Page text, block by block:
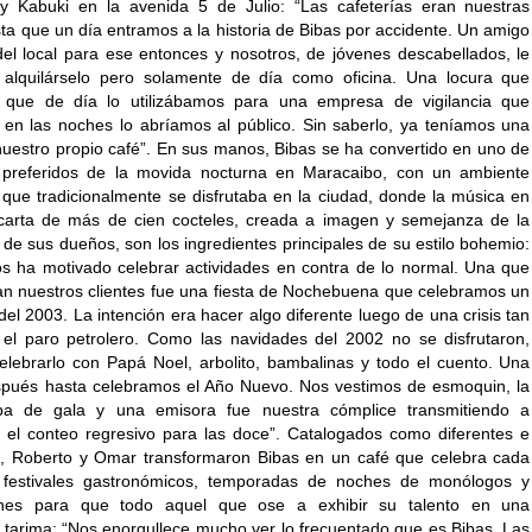
Kabuki en la avenida 5 de Julio: “Las cafeterías eran nuestras
que un día entramos a la historia de Bibas por accidente. Un amigo
local para ese entonces y nosotros, de jóvenes descabellados, le
alquilárselo pero solamente de día como oficina. Una locura que
que de día lo utilizábamos para una empresa de vigilancia que
las noches lo abríamos al público. Sin saberlo, ya teníamos una
propio café”. En sus manos, Bibas se ha convertido en uno de
de la movida nocturna en Maracaibo, con un ambiente
tradicionalmente se disfrutaba en la ciudad, donde la música en
de más de cien cocteles, creada a imagen y semejanza de la
sus dueños, son los ingredientes principales de su estilo bohemio:
ha motivado celebrar actividades en contra de lo normal. Una que
nuestros clientes fue una fiesta de Nochebuena que celebramos un
2003. La intención era hacer algo diferente luego de una crisis tan
paro petrolero. Como las navidades del 2002 no se disfrutaron,
con Papá Noel, arbolito, bambalinas y todo el cuento. Una
hasta celebramos el Año Nuevo. Nos vestimos de esmoquin, la
de gala y una emisora fue nuestra cómplice transmitiendo a
el conteo regresivo para las doce”. Catalogados como diferentes e
Roberto y Omar transformaron Bibas en un café que celebra cada
gastronómicos, temporadas de noches de monólogos y
para que todo aquel que ose a exhibir su talento en una